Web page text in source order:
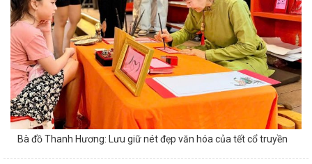
Bà đồ Thanh Hương: Lưu giữ nét đẹp văn hóa của tết cổ truyền